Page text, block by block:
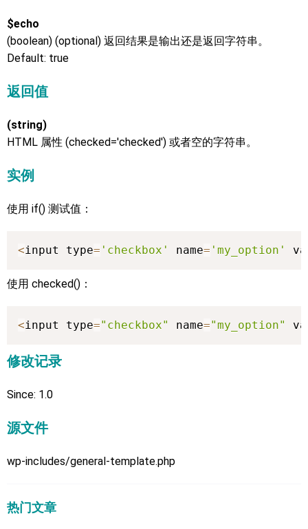
$echo
(boolean) (optional) 返回结果是输出还是返回字符串。
Default: true
返回值
(string)
HTML 属性 (checked='checked') 或者空的字符串。
实例
使用 if() 测试值：
<input type= 'checkbox' name= 'my_option'
使用 checked()：
<input type="checkbox" name="my_option"
修改记录
Since: 1.0
源文件
wp-includes/general-template.php
热门文章